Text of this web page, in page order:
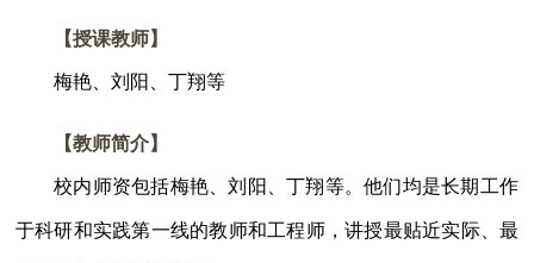
【授课教师】
梅艳、刘阳、丁翔等
【教师简介】
校内师资包括梅艳、刘阳、丁翔等。他们均是长期工作
于科研和实践第一线的教师和工程师，讲授最贴近实际、最